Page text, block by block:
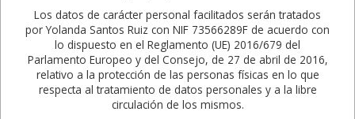
Los datos de carácter personal facilitados serán tratados
por Yolanda Santos Ruiz con NIF 73566289F de acuerdo con
lo dispuesto en el Reglamento (UE) 2016/679 del
Parlamento Europeo y del Consejo, de 27 de abril de 2016,
relativo a la protección de las personas físicas en lo que
respecta al tratamiento de datos personales y a la libre
circulación de los mismos.